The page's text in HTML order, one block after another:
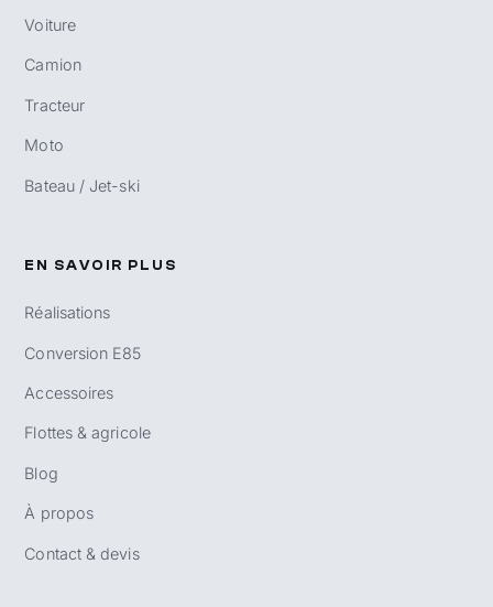
Voiture
Camion
Tracteur
Moto
Bateau / Jet-ski
EN SAVOIR PLUS
Réalisations
Conversion E85
Accessoires
Flottes & agricole
Blog
À propos
Contact & devis